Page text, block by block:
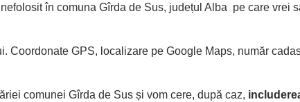
în comuna Gîrda de Sus, județul Alba pe care vrei
Coordonate GPS, localizare pe Google Maps, număr
comunei Gîrda de Sus și vom cere, după caz,